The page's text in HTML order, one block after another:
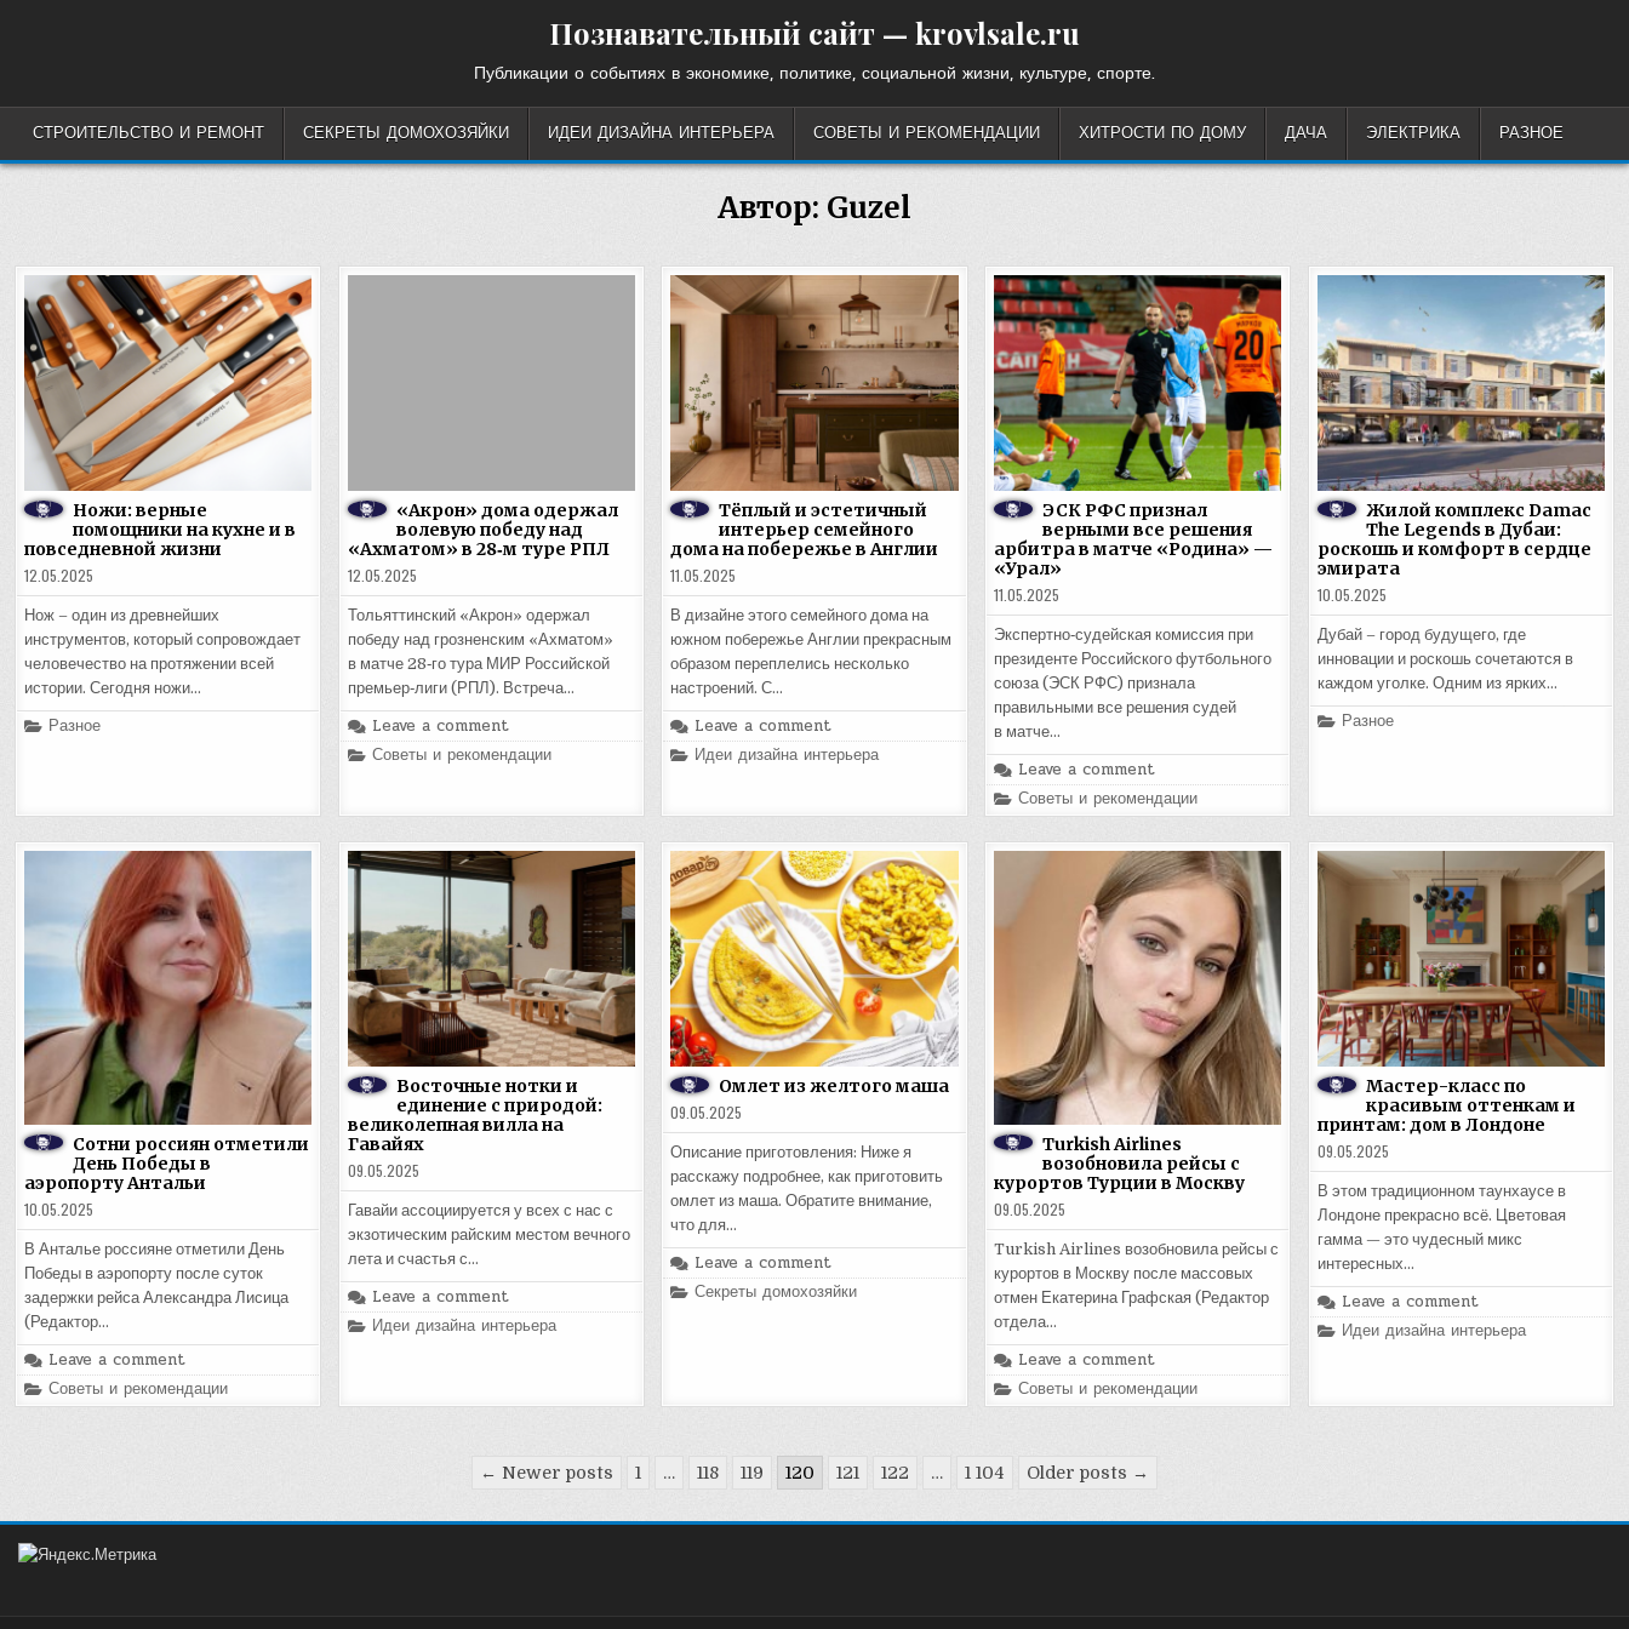
Познавательный сайт — krovlsale.ru
Публикации о событиях в экономике, политике, социальной жизни, культуре, спорте.
СТРОИТЕЛЬСТВО И РЕМОНТ СЕКРЕТЫ ДОМОХОЗЯЙКИ ИДЕИ ДИЗАЙНА ИНТЕРЬЕРА СОВЕТЫ И РЕКОМЕНДАЦИИ ХИТРОСТИ ПО ДОМУ ДАЧА ЭЛЕКТРИКА РАЗНОЕ
Автор: Guzel
Ножи: верные
помощники на кухне и в
повседневной жизни
12.05.2025
Нож – один из древнейших
инструментов, который сопровождает
человечество на протяжении всей
истории. Сегодня ножи…
Posted
Разное
«Акрон» дома одержал
волевую победу над
«Ахматом» в 28‑м туре РПЛ
12.05.2025
Тольяттинский «Акрон» одержал
победу над грозненским «Ахматом»
в матче 28‑го тура МИР Российской
премьер‑лиги (РПЛ). Встреча…
Leave a comment
Posted
Советы и рекомендации
Тёплый и эстетичный
интерьер семейного
дома на побережье в Англии
11.05.2025
В дизайне этого семейного дома на
южном побережье Англии прекрасным
образом переплелись несколько
настроений. С…
Leave a comment
Posted
in
Идеи дизайна интерьера
ЭСК РФС признал
верными все решения
арбитра в матче «Родина» —
«Урал»
11.05.2025
Экспертно‑судейская комиссия при
президенте Российского футбольного
союза (ЭСК РФС) признала
правильными все решения судей
в матче…
Leave a comment
Posted
in
Советы и рекомендации
Жилой комплекс Damac
The Legends в Дубаи:
роскошь и комфорт в сердце
эмирата
10.05.2025
Дубай – город будущего, где
инновации и роскошь сочетаются в
каждом уголке. Одним из ярких…
Posted
Разное
Сотни россиян отметили
День Победы в
аэропорту Антальи
10.05.2025
В Анталье россияне отметили День
Победы в аэропорту после суток
задержки рейса Александра Лисица
(Редактор…
Leave a comment
Posted
in
Советы и рекомендации
Восточные нотки и
единение с природой:
великолепная вилла на
Гавайях
09.05.2025
Гавайи ассоциируется у всех с нас с
экзотическим райским местом вечного
лета и счастья с…
Leave a comment
Posted
in
Идеи дизайна интерьера
Омлет из желтого маша
09.05.2025
Описание приготовления: Ниже я
расскажу подробнее, как приготовить
омлет из маша. Обратите внимание,
что для…
Leave a comment
Posted
Секреты домохозяйки
Turkish Airlines
возобновила рейсы с
курортов Турции в Москву
09.05.2025
Turkish Airlines возобновила рейсы с
курортов в Москву после массовых
отмен Екатерина Графская (Редактор
отдела…
Leave a comment
Posted
in
Советы и рекомендации
Мастер-класс по
красивым оттенкам и
принтам: дом в Лондоне
09.05.2025
В этом традиционном таунхаусе в
Лондоне прекрасно всё. Цветовая
гамма — это чудесный микс
интересных…
Leave a comment
Posted
in
Идеи дизайна интерьера
← Newer posts 1 … 118 119 120 121 122 … 1 104 Older posts →